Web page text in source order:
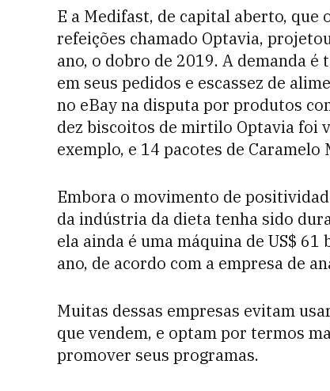
E a Medifast, de capital aberto, que
refeições chamado Optavia,
ano, o dobro de 2019. A demanda
em seus pedidos e escassez de
no eBay na disputa por produtos
dez biscoitos de mirtilo Optavia foi
exemplo, e 14 pacotes de
Embora o movimento de
da indústria da dieta tenha sido
ela ainda é uma máquina de US$
ano, de acordo com a empresa de
Muitas dessas empresas evitam
que vendem, e optam por termos
promover seus programas.